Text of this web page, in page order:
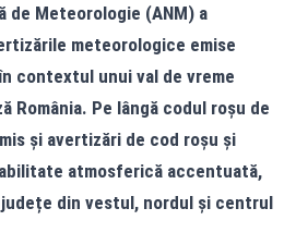
de Meteorologie (ANM) a
meteorologice emise
contextul unui val de vreme
România. Pe lângă codul roșu de
și avertizări de cod roșu și
atmosferică accentuată,
județe din vestul, nordul și centrul